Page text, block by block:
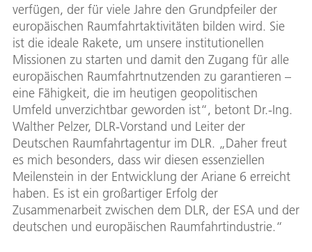
verfügen, der für viele Jahre den Grundpfeiler der
europäischen Raumfahrtaktivitäten bilden wird. Sie
ist die ideale Rakete, um unsere institutionellen
Missionen zu starten und damit den Zugang für alle
europäischen Raumfahrtnutzenden zu garantieren –
eine Fähigkeit, die im heutigen geopolitischen
Umfeld unverzichtbar geworden ist“, betont Dr.-Ing.
Walther Pelzer, DLR-Vorstand und Leiter der
Deutschen Raumfahrtagentur im DLR. „Daher freut
es mich besonders, dass wir diesen essenziellen
Meilenstein in der Entwicklung der Ariane 6 erreicht
haben. Es ist ein großartiger Erfolg der
Zusammenarbeit zwischen dem DLR, der ESA und der
deutschen und europäischen Raumfahrtindustrie.“